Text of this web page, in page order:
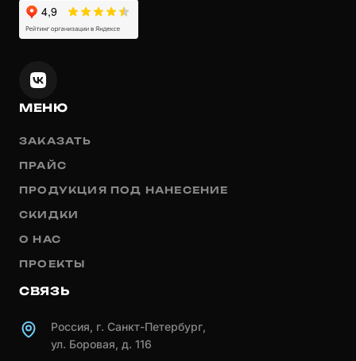
МЕНЮ
ЗАКАЗАТЬ
ПРАЙС
ПРОДУКЦИЯ ПОД НАНЕСЕНИЕ
СКИДКИ
О НАС
ПРОЕКТЫ
СВЯЗЬ
Россия, г. Санкт-Петербург,
ул. Боровая, д. 116